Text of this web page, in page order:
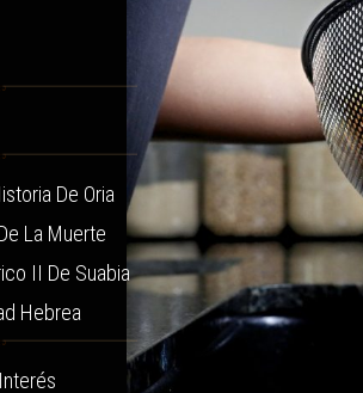
De Oria
La Muerte
II De Suabia
Hebrea